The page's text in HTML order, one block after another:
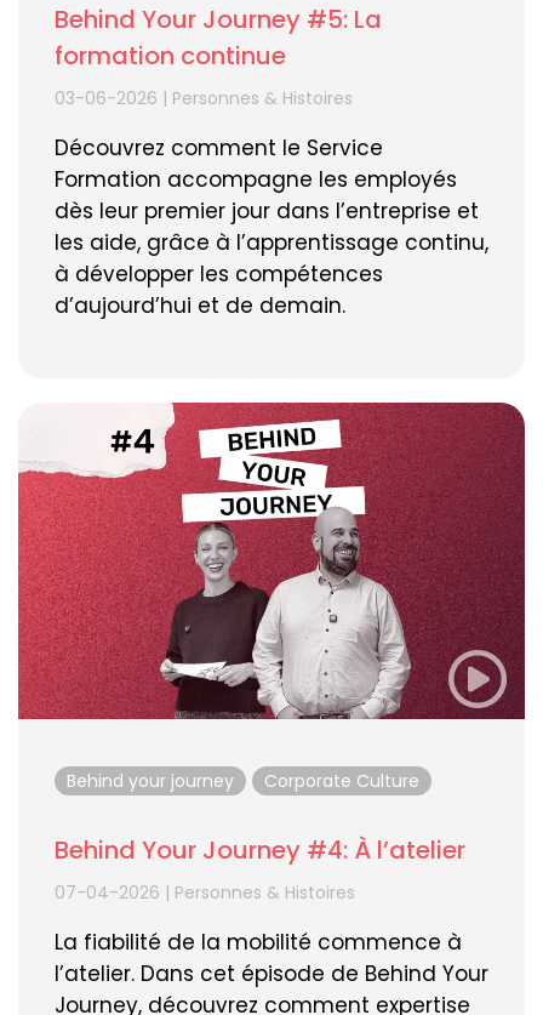
Behind Your Journey #5: La
formation continue
03-06-2026 | Personnes & Histoires
Découvrez comment le Service
Formation accompagne les employés
dès leur premier jour dans l’entreprise et
les aide, grâce à l’apprentissage continu,
à développer les compétences
d’aujourd’hui et de demain.
Behind your journey Corporate Culture
Behind Your Journey #4: À l’atelier
07-04-2026 | Personnes & Histoires
La fiabilité de la mobilité commence à
l’atelier. Dans cet épisode de Behind Your
Journey, découvrez comment expertise